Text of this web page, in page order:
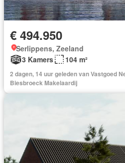
€ 494.950
Serlippens, Zeeland
3 Kamers
104 m²
2 dagen, 14 uur geleden van Vastgoed
Biesbroeck Makelaardij